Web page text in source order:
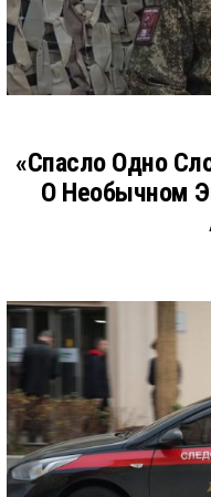
«Спасло Одно
О Необычном